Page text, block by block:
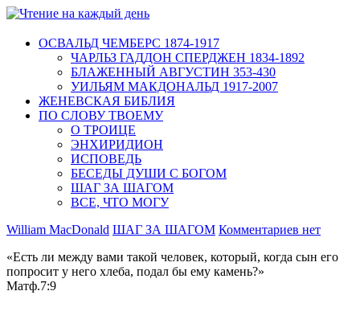
ОСВАЛЬД ЧЕМБЕРС 1874-1917
ЧАРЛЬЗ ГАДДОН СПЕРДЖЕН 1834-1892
БЛАЖЕННЫЙ АВГУСТИН 353-430
УИЛЬЯМ МАКДОНАЛЬД 1917-2007
ЖЕНЕВСКАЯ БИБЛИЯ
ПО СЛОВУ ТВОЕМУ
О ТРОИЦЕ
ЭНХИРИДИОН
ИСПОВЕДЬ
БЕСЕДЫ ДУШИ С БОГОМ
ШАГ ЗА ШАГОМ
ВСЕ, ЧТО МОГУ
William MacDonald ШАГ ЗА ШАГОМ Комментариев нет
«Есть ли между вами такой человек, который, когда сын его
попросит у него хлеба, подал бы ему камень?»
Матф.7:9